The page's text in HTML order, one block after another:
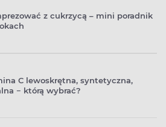
z cukrzycą – mini poradnik
C lewoskrętna, syntetyczna,
− którą wybrać?